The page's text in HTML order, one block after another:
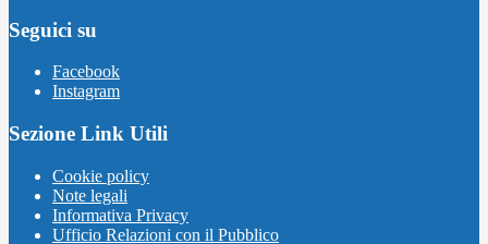
Seguici su
Facebook
Instagram
Sezione Link Utili
Cookie policy
Note legali
Informativa Privacy
Ufficio Relazioni con il Pubblico